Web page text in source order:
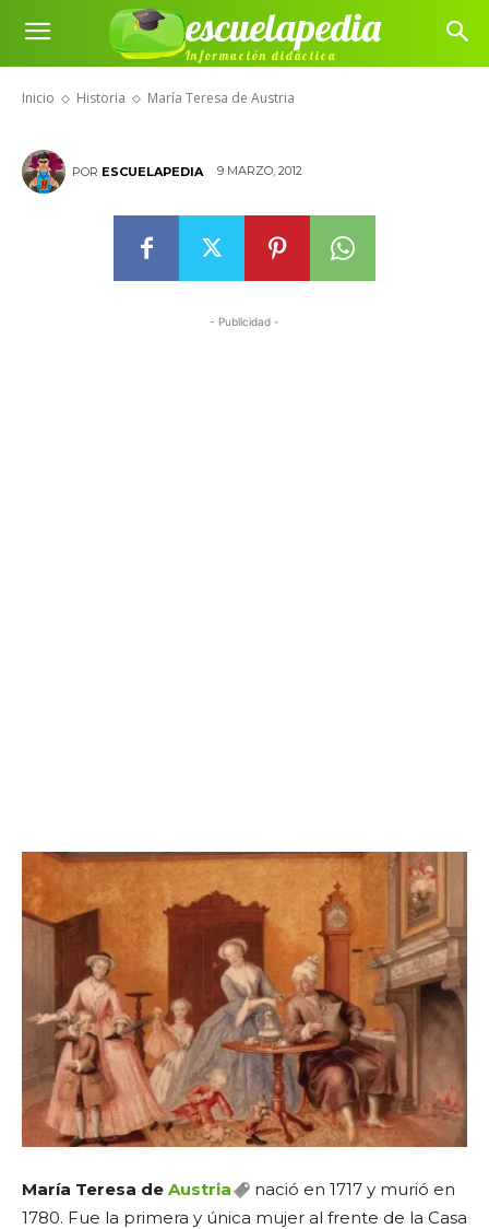
escuelapedia
Información didáctica
Inicio Historia María Teresa de Austria
María Teresa de Austria
POR ESCUELAPEDIA 9 MARZO, 2012
- Publicidad -
María Teresa de Austria
nació en 1717 y murió en
1780. Fue la primera y única mujer al frente de la Casa